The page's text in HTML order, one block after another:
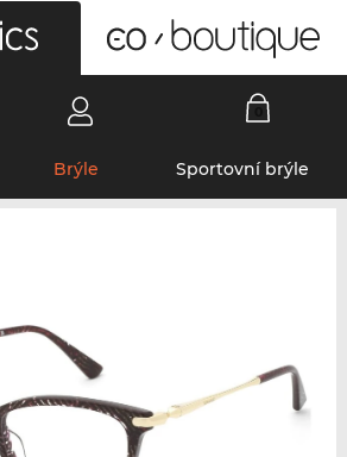
Brýle Sportovní brýle